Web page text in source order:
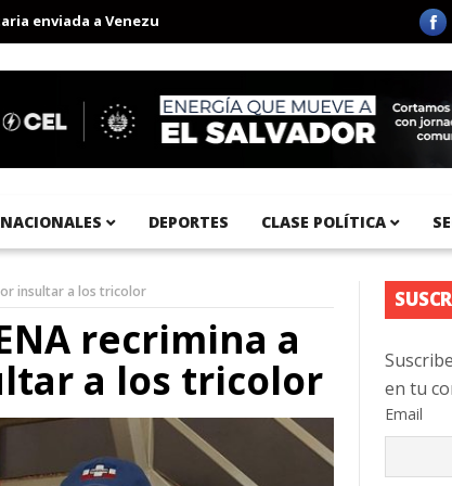
a Venezuela Aeropuerto Internacional del Pacífico
DEPORTES CLASE POLÍTICA
insultar a los tricolor
recrimina a
a los tricolor
en tu
Email